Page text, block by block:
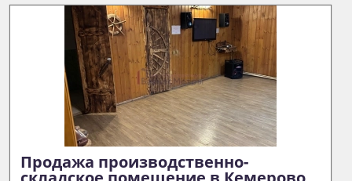
Продажа производственно-